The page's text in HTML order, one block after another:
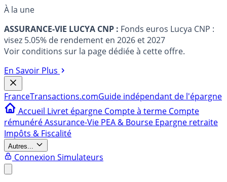
À la une
ASSURANCE-VIE LUCYA CNP : Fonds euros Lucya CNP :
visez 5.05% de rendement en 2026 et 2027
Voir conditions sur la page dédiée à cette offre.
En Savoir Plus
FranceTransactions.comGuide indépendant de l'épargne
Accueil Livret épargne Compte à terme Compte
rémunéréAssurance-Vie PEA & Bourse Epargne retraite
Impôts & Fiscalité
Autres...
Connexion Simulateurs